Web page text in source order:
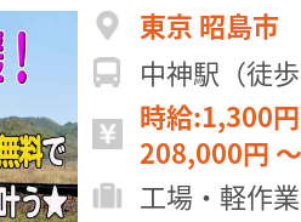
東京 昭島市
中神駅（徒
時給:1,300
208,000円
工場・軽作業